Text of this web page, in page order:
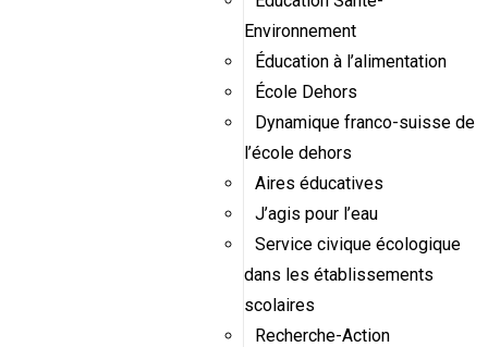
Environnement
Éducation à l’alimentation
École Dehors
Dynamique franco-suisse de
l’école dehors
Aires éducatives
J’agis pour l’eau
Service civique écologique
dans les établissements
scolaires
Recherche-Action